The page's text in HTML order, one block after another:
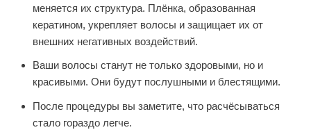
меняется их структура. Плёнка, образованная
кератином, укрепляет волосы и защищает их от
внешних негативных воздействий.
Ваши волосы станут не только здоровыми, но и
красивыми. Они будут послушными и блестящими.
После процедуры вы заметите, что расчёсываться
стало гораздо легче.